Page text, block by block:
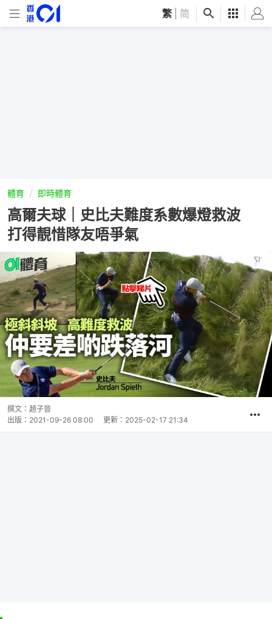
繁 简
體育 即時體育
高爾夫球｜史比夫難度系數爆燈救波
打得靚惜隊友唔爭氣
撰文： 趙子晉
出版： 2021-09-26 08:00 更新： 2025-02-17 21:34